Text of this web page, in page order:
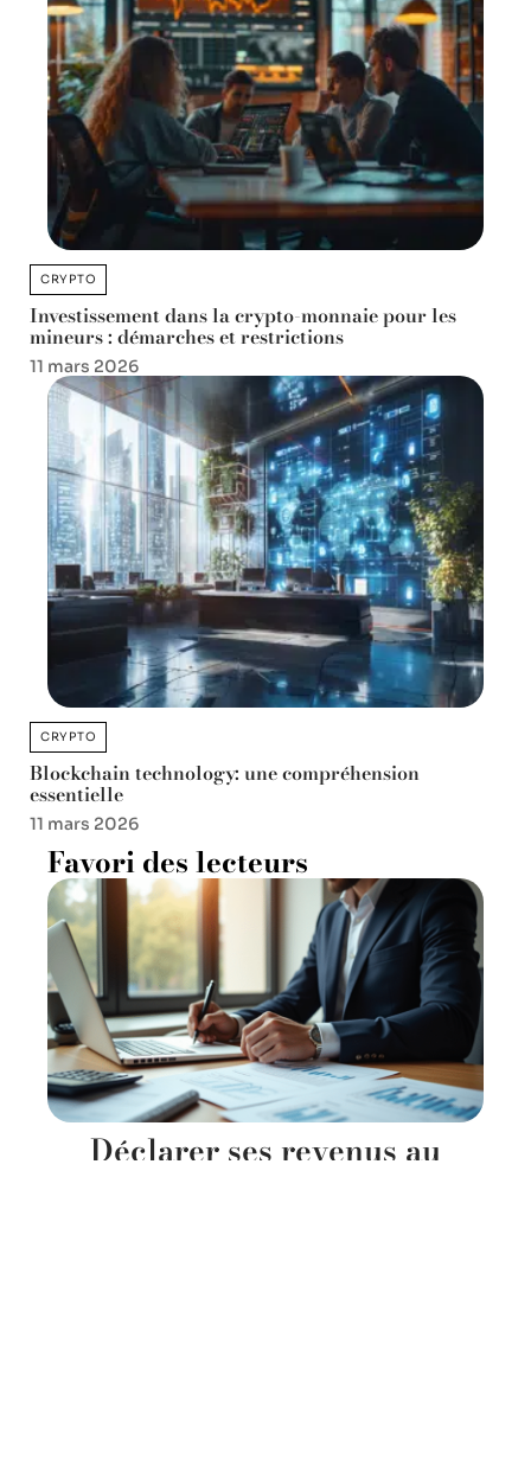
CRYPTO
Investissement dans la crypto-monnaie pour les
mineurs : démarches et restrictions
11 mars 2026
CRYPTO
Blockchain technology: une compréhension
essentielle
11 mars 2026
Favori des lecteurs
Déclarer ses revenus au